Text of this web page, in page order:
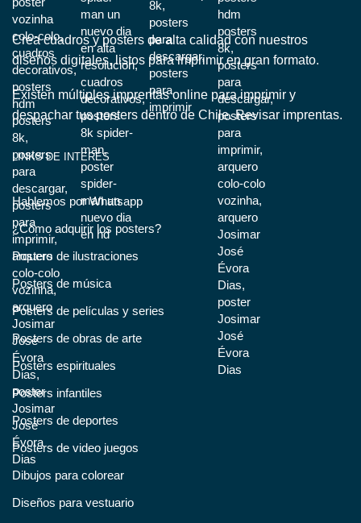
Crea cuadros y posters de alta calidad con nuestros
diseños digitales, listos para imprimir en gran formato.
Existen múltiples imprentas online para imprimir y
despachar tus posters dentro de Chile.Revisar imprentas.
LINKS DE INTERÉS
Hablemos por Whatsapp
¿Cómo adquirir los posters?
Posters de ilustraciones
Posters de música
Posters de películas y series
Posters de obras de arte
Posters espirituales
Posters infantiles
Posters de deportes
Posters de video juegos
Dibujos para colorear
Diseños para vestuario